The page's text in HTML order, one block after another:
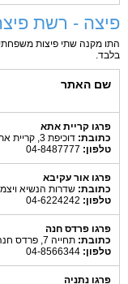
פיצה - רשת
בלבד.
שם האתר
פרגו קריית אתא
כתובת: דוכיפת 3, קריית אתא
טלפון:
פרגו אור עקיבא
כתובת: שדרות הנשיא ויצמן 4, אור
טלפון:
פרגו פרדס חנה
כתובת: תחייה 7, פרדס חנה
טלפון:
פרגו נתניה